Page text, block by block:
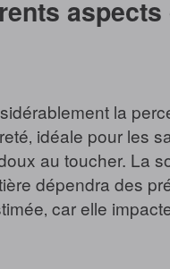
la
idéale pour les
au toucher. La
dépendra des
car elle